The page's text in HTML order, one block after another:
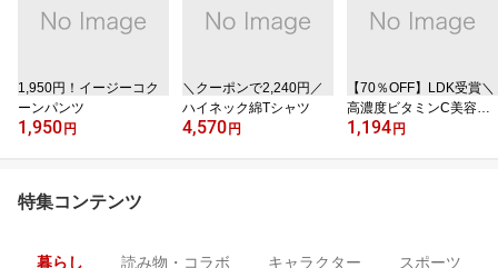
1,950円！イージーコク
ーンパンツ
1,950 円
＼クーポンで2,240円／
ハイネック綿Tシャツ
4,570 円
【70％OFF】LDK受賞＼
高濃度ビタミンC美容液
／
1,194 円
特集コンテンツ
暮らし 読み物・コラボ キャラクター スポーツ